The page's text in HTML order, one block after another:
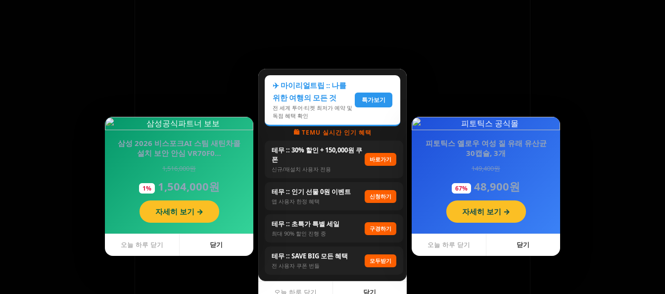
✈️ 마이리얼트립 :: 나를
위한 여행의 모든 것
전 세계 투어·티켓 최저가 예약 및
독점 혜택 확인
특가보기
🛍️ TEMU 실시간 인기 혜택
테무 :: 30% 할인 + 150,000원 쿠
폰
신규/재설치 사용자 전용
바로가기
테무 :: 인기 선물 0원 이벤트
앱 사용자 한정 혜택
신청하기
테무 :: 초특가 특별 세일
최대 90% 할인 진행 중
구경하기
테무 :: SAVE BIG 모든 혜택
전 사용자 쿠폰 번들
모두받기
오늘 하루 닫기 닫기
피토틱스 옐로우 여성 질 유래 유산균
30캡슐, 3개
149,400원
67% 48,900원
자세히 보기 →
오늘 하루 닫기 닫기
삼성 2026 비스포크AI 스팀 새틴차콜
설치 보안 안심 VR70F0…
1,516,000원
1% 1,504,000원
자세히 보기 →
오늘 하루 닫기 닫기